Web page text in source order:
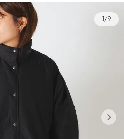
1/9